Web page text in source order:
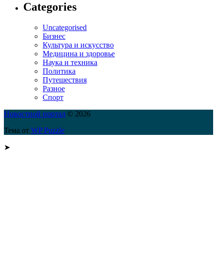
Categories
Uncategorised
Бизнес
Культура и искусство
Медицина и здоровье
Наука и техника
Политика
Путешествия
Разное
Спорт
Новостной портал © 2026
Тема от WP Puzzle
➤